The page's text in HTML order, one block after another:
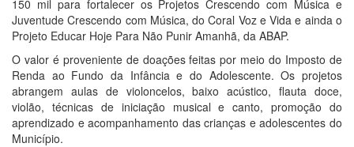
150 mil para fortalecer os Projetos Crescendo com Música e
Juventude Crescendo com Música, do Coral Voz e Vida e ainda o
Projeto Educar Hoje Para Não Punir Amanhã, da ABAP.
O valor é proveniente de doações feitas por meio do Imposto de
Renda ao Fundo da Infância e do Adolescente. Os projetos
abrangem aulas de violoncelos, baixo acústico, flauta doce,
violão, técnicas de iniciação musical e canto, promoção do
aprendizado e acompanhamento das crianças e adolescentes do
Município.